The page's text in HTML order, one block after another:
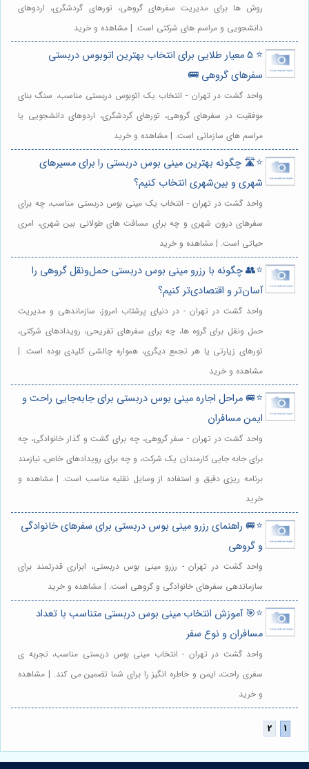
روش ها برای مدیریت سفرهای گروهی، تورهای گردشگری، اردوهای
دانشجویی و مراسم های شرکتی است. | مشاهده و خرید
⭐️ ۵ معیار طلایی برای انتخاب بهترین اتوبوس دربستی
سفرهای گروهی 🚌
واحد گشت در تهران - انتخاب یک اتوبوس دربستی مناسب، سنگ بنای
موفقیت در سفرهای گروهی، تورهای گردشگری، اردوهای دانشجویی یا
مراسم های سازمانی است. | مشاهده و خرید
⭐️🛣️ چگونه بهترین مینی بوس دربستی را برای مسیرهای
شهری و بین‌شهری انتخاب کنیم؟
واحد گشت در تهران - انتخاب یک مینی بوس دربستی مناسب، چه برای
سفرهای درون شهری و چه برای مسافت های طولانی بین شهری، امری
حیاتی است. | مشاهده و خرید
⭐️👥 چگونه با رزرو مینی بوس دربستی حمل‌ونقل گروهی را
آسان‌تر و اقتصادی‌تر کنیم؟
واحد گشت در تهران - در دنیای پرشتاب امروز، سازماندهی و مدیریت
حمل ونقل برای گروه ها، چه برای سفرهای تفریحی، رویدادهای شرکتی،
تورهای زیارتی یا هر تجمع دیگری، همواره چالشی کلیدی بوده است. |
مشاهده و خرید
⭐️🚐 مراحل اجاره مینی بوس دربستی برای جابه‌جایی راحت و
ایمن مسافران
واحد گشت در تهران - سفر گروهی، چه برای گشت و گذار خانوادگی، چه
برای جابه جایی کارمندان یک شرکت، و چه برای رویدادهای خاص، نیازمند
برنامه ریزی دقیق و استفاده از وسایل نقلیه مناسب است. | مشاهده و
خرید
⭐️🚐 راهنمای رزرو مینی بوس دربستی برای سفرهای خانوادگی
و گروهی
واحد گشت در تهران - رزرو مینی بوس دربستی، ابزاری قدرتمند برای
سازماندهی سفرهای خانوادگی و گروهی است. | مشاهده و خرید
⭐️🎯 آموزش انتخاب مینی بوس دربستی متناسب با تعداد
مسافران و نوع سفر
واحد گشت در تهران - انتخاب مینی بوس دربستی مناسب، تجربه ی
سفری راحت، ایمن و خاطره انگیز را برای شما تضمین می کند. | مشاهده
و خرید